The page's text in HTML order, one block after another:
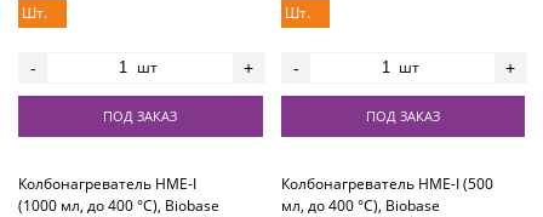
Шт.
- шт +
ПОД ЗАКАЗ
Шт.
- шт +
ПОД ЗАКАЗ
Колбонагреватель HME-I
(1000 мл, до 400 °С), Biobase
Колбонагреватель HME-I (500
мл, до 400 °С), Biobase